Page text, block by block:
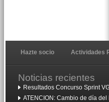
Hazte socio Actividades
Noticias recientes
Resultados Concurso Sprint
ATENCION: Cambio de día